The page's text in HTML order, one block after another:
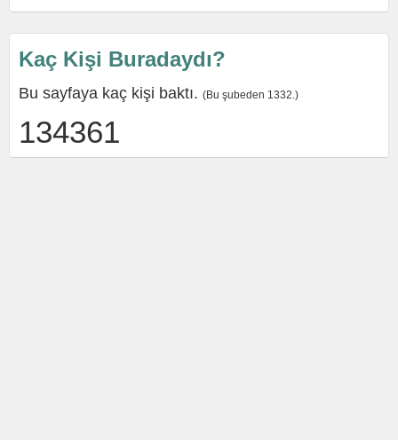
Kaç Kişi Buradaydı?
Bu sayfaya kaç kişi baktı. (Bu şubeden 1332.)
134361